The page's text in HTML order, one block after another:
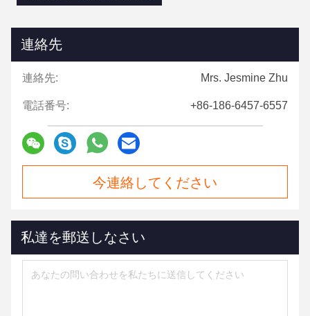
連絡先
連絡先: Mrs. Jesmine Zhu
電話番号: +86-186-6457-6557
今連絡してください
私達を郵送しなさい